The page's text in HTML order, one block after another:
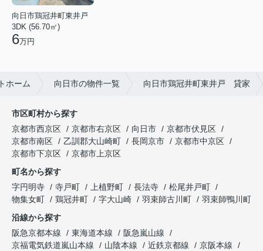
向日市鶏冠井町東井戸
3DK (56.70㎡)
6万円
ホーム 向日市の物件一覧 向日市鶏冠井町東井戸 貸家
市区町村から探す
京都市西京区
京都市右京区 向日市
京都市伏見区
京都市南区
乙訓郡大山崎町 長岡京市
京都市中京区
京都市下京区
京都市上京区
町名から探す
字円明寺
寺戸町 上植野町 長法寺
松尾井戸町
物集女町
鶏冠井町 字大山崎 羽束師古川町
羽束師鴨川町
沿線から探す
阪急京都本線
東海道本線
阪急嵐山線
京福電気鉄道嵐山本線
山陰本線 近鉄京都線
京阪本線